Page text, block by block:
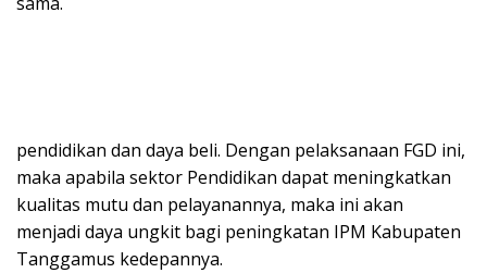
pendidikan dan daya beli. Dengan pelaksanaan FGD ini,
maka apabila sektor Pendidikan dapat meningkatkan
kualitas mutu dan pelayanannya, maka ini akan
menjadi daya ungkit bagi peningkatan IPM Kabupaten
Tanggamus kedepannya.